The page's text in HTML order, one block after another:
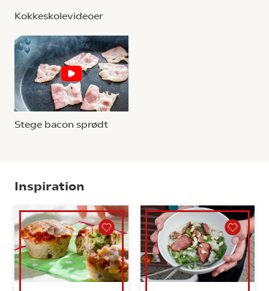
Kokkeskolevideoer
Stege bacon sprødt
Inspiration